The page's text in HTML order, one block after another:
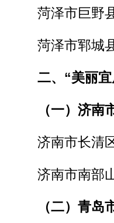
菏泽市巨野
菏泽市郓城
二、“美丽宜
（一）济南
济南市长清
济南市南部
（二）青岛